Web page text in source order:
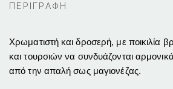
ΠΕΡΙΓΡΑΦΗ
Χρωματιστή και δροσερή, με ποικιλία
και τουρσιών να συνδυάζονται
από την απαλή σως μαγιονέζας.